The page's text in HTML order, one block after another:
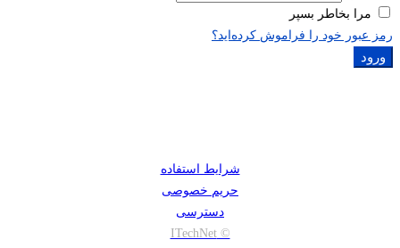
مرا بخاطر بسپر
رمز عبور خود را فراموش کرده‌اید؟
ورود
شرایط استفاده
حریم خصوصی
دسترسی
© ITechNet